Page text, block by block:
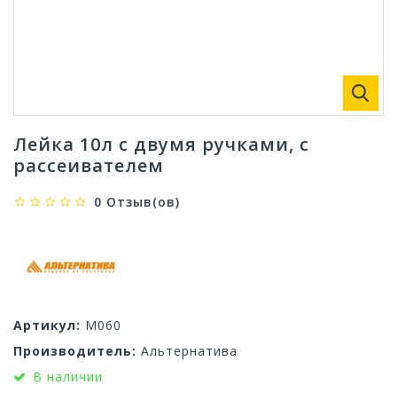
Лейка 10л с двумя ручками, с
рассеивателем
0 Отзыв(ов)
Артикул: М060
Производитель: Альтернатива
В наличии